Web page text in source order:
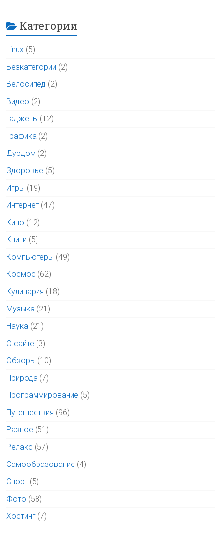
Категории
Linux (5)
Безкатегории (2)
Велосипед (2)
Видео (2)
Гаджеты (12)
Графика (2)
Дурдом (2)
Здоровье (5)
Игры (19)
Интернет (47)
Кино (12)
Книги (5)
Компьютеры (49)
Космос (62)
Кулинария (18)
Музыка (21)
Наука (21)
О сайте (3)
Обзоры (10)
Природа (7)
Программирование (5)
Путешествия (96)
Разное (51)
Релакс (57)
Самообразование (4)
Спорт (5)
Фото (58)
Хостинг (7)